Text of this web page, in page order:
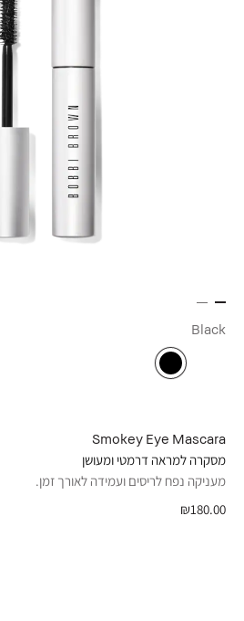
Black
Smokey Eye Mascara
מסקרה למראה דרמטי ומעושן
מעניקה נפח לריסים ועמידה לאורך זמן.
₪180.00